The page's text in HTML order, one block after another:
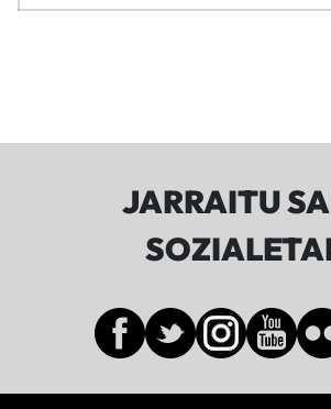
JARRAITU